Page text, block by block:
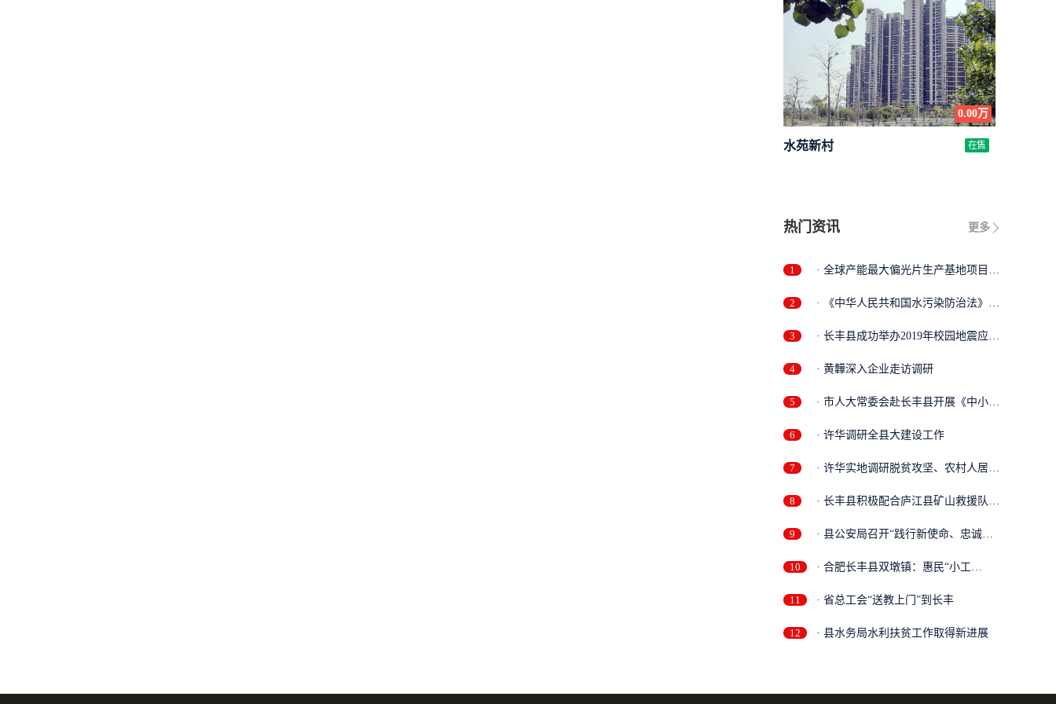
0.00万
水苑新村 在售
更多
热门资讯
1
· 全球产能最大偏光片生产基地项目落
2
· 《中华人民共和国水污染防治法》执
3
· 长丰县成功举办2019年校园地震应急
4
· 黄韡深入企业走访调研
5
· 市人大常委会赴长丰县开展《中小企
6
· 许华调研全县大建设工作
7
· 许华实地调研脱贫攻坚、农村人居环
8
· 长丰县积极配合庐江县矿山救援队开
9
· 县公安局召开“践行新使命、忠诚保
10
· 合肥长丰县双墩镇：惠民“小工
11
· 省总工会“送教上门”到长丰
12 · 县水务局水利扶贫工作取得新进展